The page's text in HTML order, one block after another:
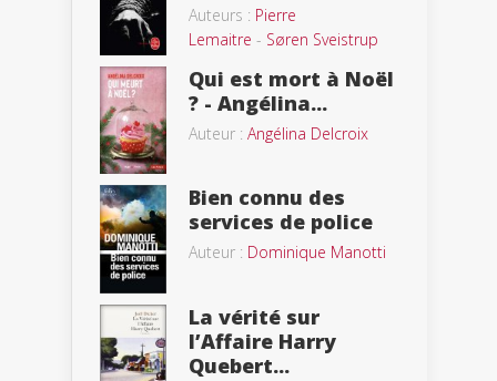
Auteurs : Pierre
Lemaitre - Søren Sveistrup
Qui est mort à Noël
? - Angélina...
Auteur : Angélina Delcroix
Bien connu des
services de police
Auteur : Dominique Manotti
La vérité sur
l’Affaire Harry
Quebert...